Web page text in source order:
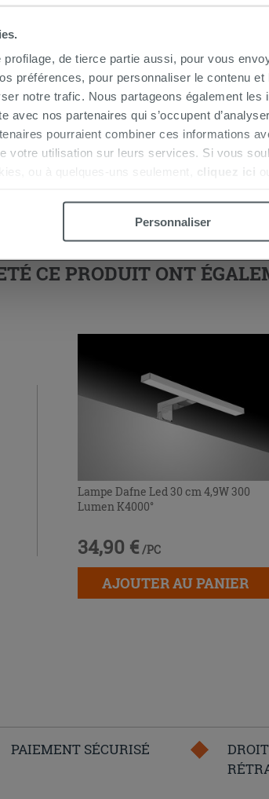
de tierce partie aussi, pour vous
préférences, pour personnaliser le contenu
notre trafic. Nous partageons également les
avec nos partenaires qui s’occupent
pourraient combiner ces informations
votre utilisation sur leurs services. Si vous
ou à quelques-uns seulement,
cliquez ici
Personnaliser
CE PRODUIT ONT
Lampe Dafne Led 30 cm 4,9W 300
Lumen K4000°
34,90 € /PC
AJOUTER AU PANIER
PAIEMENT SÉCURISÉ